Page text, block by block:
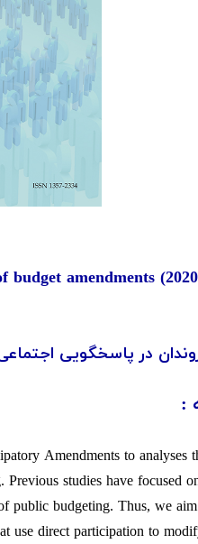
amendments
در پاسخگویی
:
Amendments to analyses
studies have focused
public budgeting. Thus, we
use direct participation to